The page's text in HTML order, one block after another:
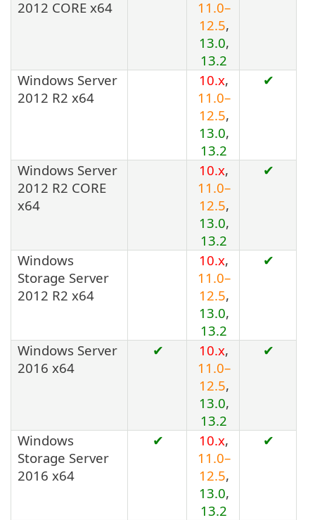
2012 CORE x64
11.0–
12.5,
13.0,
13.2
Windows Server
2012 R2 x64
10.x,
11.0–
12.5,
13.0,
13.2
✔
Windows Server
2012 R2 CORE
x64
10.x,
11.0–
12.5,
13.0,
13.2
✔
Windows
Storage Server
2012 R2 x64
10.x,
11.0–
12.5,
13.0,
13.2
✔
Windows Server
2016 x64
✔ 10.x,
11.0–
12.5,
13.0,
13.2
✔
Windows
Storage Server
2016 x64
✔ 10.x,
11.0–
12.5,
13.0,
13.2
✔